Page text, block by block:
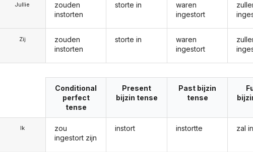
Jullie
Zij
zouden
instorten
zouden
instorten
storte in
storte in
waren
ingestort
waren
ingestort
Ik
Conditional
perfect
tense
zou
ingestort zijn
Present
bijzin tense
instort
Past bijzin
tense
instortte zal